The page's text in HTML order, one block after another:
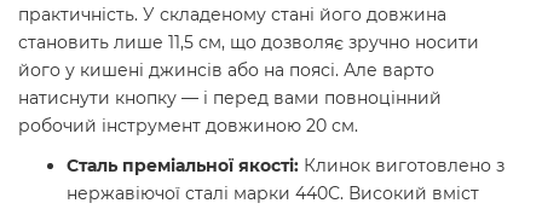
практичність. У складеному стані його довжина
становить лише 11,5 см, що дозволяє зручно носити
його у кишені джинсів або на поясі. Але варто
натиснути кнопку — і перед вами повноцінний
робочий інструмент довжиною 20 см.
Сталь преміальної якості: Клинок виготовлено з
нержавіючої сталі марки 440С. Високий вміст